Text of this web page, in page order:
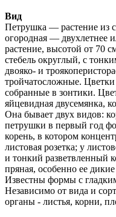
Вид
Петрушка — растение из
огородная — двухлетнее
растение, высотой от 70
стебель округлый, с
двояко- и
тройчатосложные.
собранные в зонтики.
яйцевидная двусемянка,
Она бывает двух видов:
петрушки в первый год
корень, в котором
листовая розетка; у
и тонкий разветвленный
пряная, особенно ее
Известны формы с
Независимо от вида и
органы - листья, корни,